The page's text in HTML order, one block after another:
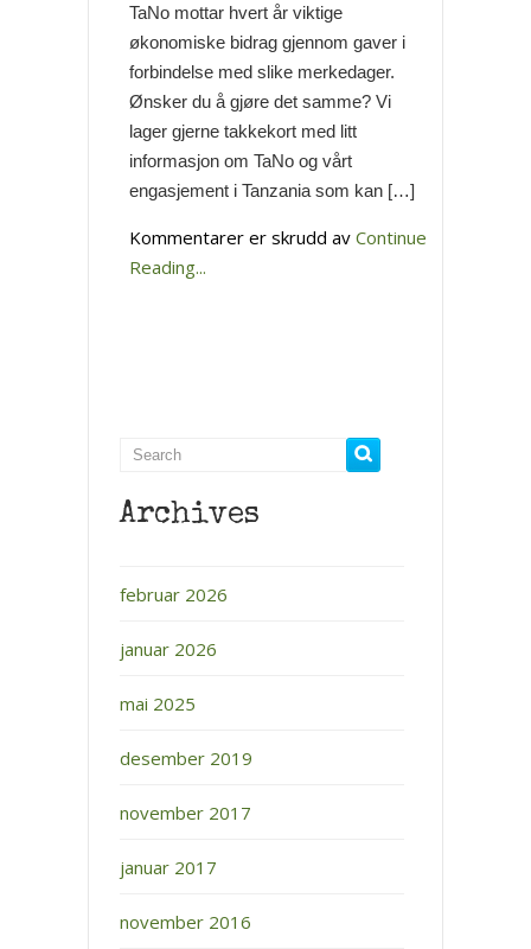
TaNo mottar hvert år viktige
økonomiske bidrag gjennom gaver i
forbindelse med slike merkedager.
Ønsker du å gjøre det samme? Vi
lager gjerne takkekort med litt
informasjon om TaNo og vårt
engasjement i Tanzania som kan […]
Kommentarer er skrudd avfor
og
fødselsdager.
Continue
Reading...
Archives
februar 2026
januar 2026
mai 2025
desember 2019
november 2017
januar 2017
november 2016